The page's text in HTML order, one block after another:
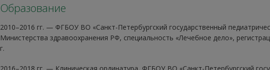
Образование
2010–2016 гг. — ФГБОУ ВО «Санкт-Петербургский государственный
Министерства здравоохранения РФ, специальность «Лечебное дело»,
г.